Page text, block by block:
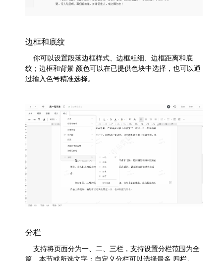
边框和底纹
纹；边框和背景 颜色可以在已提供色块中选择，也可以通
过输入色号精准选择。
分栏
篇、本节或所选文字；自定义分栏可以选择最多 四栏。